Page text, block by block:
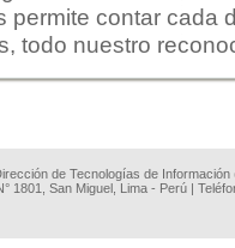
permite contar cada
todo nuestro
de Tecnologías de
1801, San Miguel, Lima - Perú |